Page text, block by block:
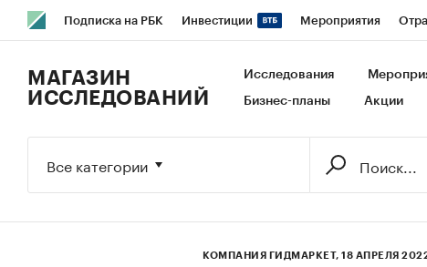
Подписка на РБК Инвестиции Мероприятия
Исследования Кредитные рейтинги Франшизы Газета
МАГАЗИН
ИССЛЕДОВАНИЙ
Исследования
Бизнес-планы Акции
Все категории
КОМПАНИЯ ГИДМАРКЕТ, 18 АПРЕЛЯ